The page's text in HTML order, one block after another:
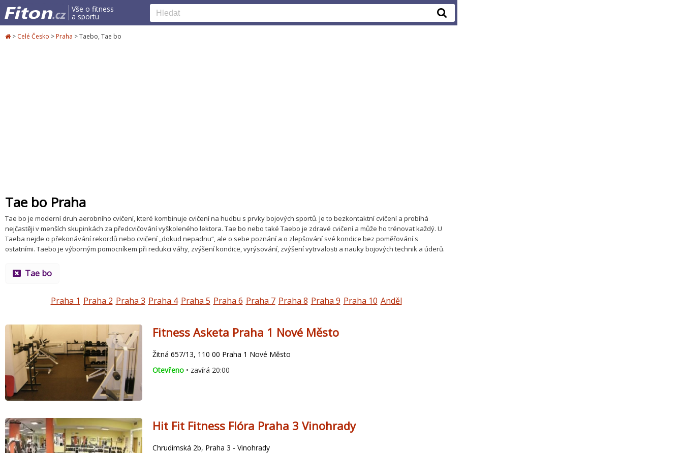
Vše o fitness
a sportu
> Celé Česko >Praha >Taebo, Tae bo
Tae bo Praha
Tae bo je moderní druh aerobního cvičení, které kombinuje cvičení na hudbu s prvky bojových sportů. Je to bezkontaktní cvičení a probíhá
nejčastěji v menších skupinkách za předcvičování vyškoleného lektora. Tae bo nebo také Taebo je zdravé cvičení a může ho trénovat každý. U
Taeba nejde o překonávání rekordů nebo cvičení „dokud nepadnu“, ale o sebe poznání a o zlepšování své kondice bez poměřování s
ostatními. Taebo je výborným pomocníkem při redukci váhy, zvýšení kondice, vyrýsování, zvýšení vytrvalosti a nauky bojových technik a úderů.
Tae bo
Praha 1 Praha 2 Praha 3 Praha 4 Praha 5 Praha 6 Praha 7 Praha 8 Praha 9 Praha 10 Anděl
Fitness Asketa Praha 1 Nové Město
Žitná 657/13, 110 00 Praha 1 Nové Město
Otevřeno • zavírá 20:00
Hit Fit Fitness Flóra Praha 3 Vinohrady
Chrudimská 2b, Praha 3 - Vinohrady